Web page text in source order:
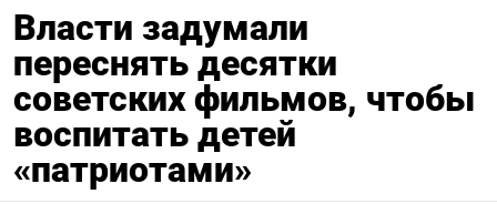
Власти задумали
переснять десятки
советских фильмов, чтобы
воспитать детей
«патриотами»